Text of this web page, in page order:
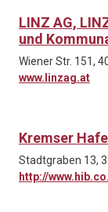
LINZ AG,
und
Wiener Str. 151,
www.linzag.at
Kremser
Stadtgraben 13,
http://